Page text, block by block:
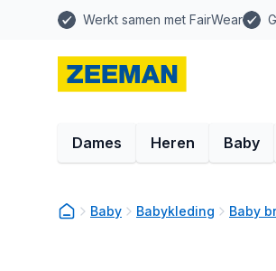
Werkt samen met FairWear
Dames Heren Baby
Baby Babykleding Baby